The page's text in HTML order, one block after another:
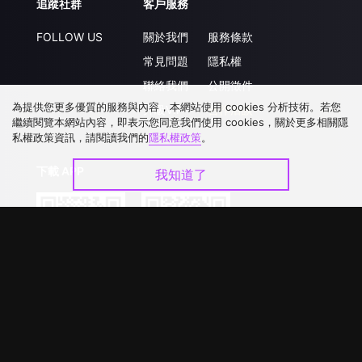
追蹤社群
FOLLOW US
客戶服務
關於我們
常見問題
聯絡我們
升級VIP
服務條款
隱私權
公開徵件
合作洽談
為提供您更多優質的服務與內容，本網站使用 cookies 分析技術。若您
繼續閱覽本網站內容，即表示您同意我們使用 cookies，關於更多相關隱
私權政策資訊，請閱讀我們的隱私權政策。
我知道了